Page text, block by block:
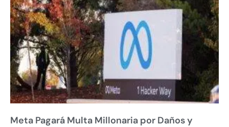
Meta Pagará Multa Millonaria por Daños y